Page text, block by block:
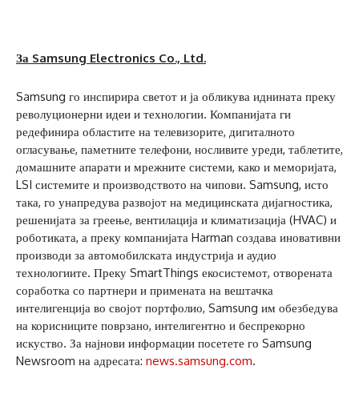
За Samsung Electronics Co., Ltd.
Samsung го инспирира светот и ја обликува иднината преку
револуционерни идеи и технологии. Компанијата ги
редефинира областите на телевизорите, дигиталното
огласување, паметните телефони, носливите уреди, таблетите,
домашните апарати и мрежните системи, како и меморијата,
LSI системите и производството на чипови. Samsung, исто
така, го унапредува развојот на медицинската дијагностика,
решенијата за греење, вентилација и климатизација (HVAC) и
роботиката, а преку компанијата Harman создава иновативни
производи за автомобилската индустрија и аудио
технологиите. Преку SmartThings екосистемот, отворената
соработка со партнери и примената на вештачка
интелигенција во својот портфолио, Samsung им обезбедува
на корисниците поврзано, интелигентно и беспрекорно
искуство. За најнови информации посетете го Samsung
Newsroom на адресата: news.samsung.com.